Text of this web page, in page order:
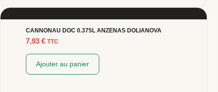
CANNONAU DOC 0.375L ANZENAS DOLIANOVA
7,93 € TTC
Ajouter au panier